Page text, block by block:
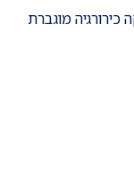
כירורגיה מוגברת